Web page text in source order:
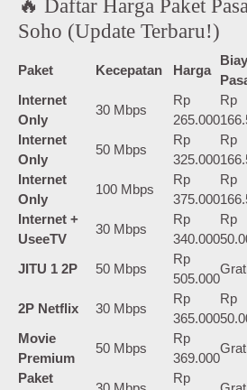
🔥 Daftar Harga Paket
Soho (Update Terbaru!)
Paket Kecepatan Harga
Internet
Only
30 Mbps
Rp
265.000
Rp
Internet
Only
50 Mbps
Rp
325.000
Rp
Internet
Only
100 Mbps
Rp
375.000
Rp
Internet +
UseeTV
30 Mbps
Rp
340.000
Rp
JITU 1 2P
50 Mbps
Rp
505.000
2P Netflix
30 Mbps
Rp
365.000
Rp
Movie
Premium
50 Mbps
Rp
369.000
Paket
Rp